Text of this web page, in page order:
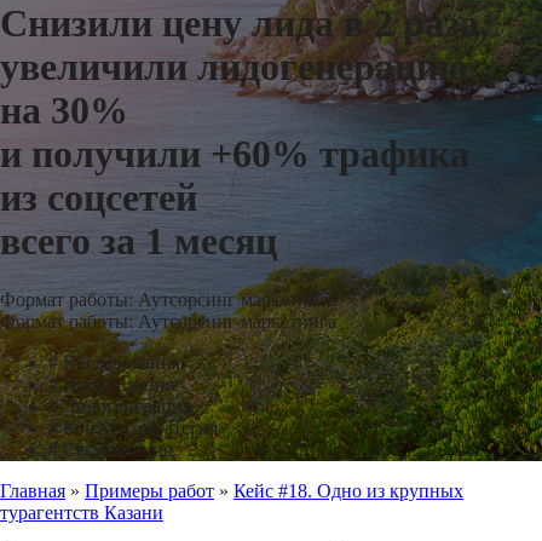
Снизили цену лида в 2 раза,
увеличили лидогенерацию
на 30%
и получили +60% трафика
из соцсетей
всего за 1 месяц
Формат работы: Аутсорсинг маркетинга
Формат работы: Аутсорсинг маркетинга
#Исследования
#Продвижение
#Лидогенерация
#Контент-стратегия
#Сегментация
Главная » Примеры работ » Кейс #18. Одно из крупных
турагентств Казани